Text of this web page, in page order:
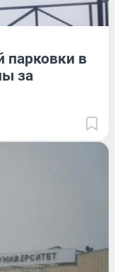
парковки в
за